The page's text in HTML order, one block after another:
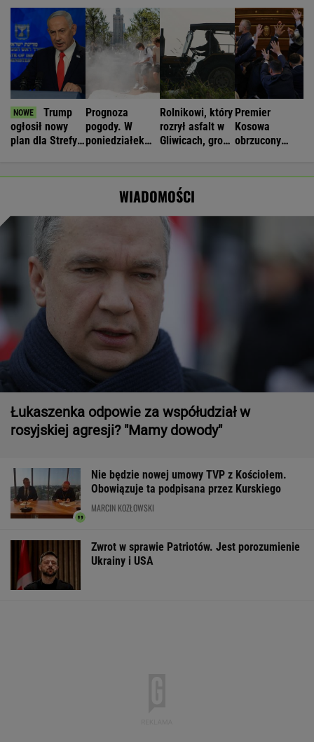
Trump
ogłosił nowy
plan dla Strefy
Prognoza
pogody. W
poniedziałek
Rolnikowi, który
rozrył asfalt w
Gliwicach, grozi
Premier
Kosowa
obrzucony
WIADOMOŚCI
Łukaszenka odpowie za współudział w
rosyjskiej agresji? "Mamy dowody"
Nie będzie nowej umowy TVP z Kościołem.
Obowiązuje ta podpisana przez Kurskiego
MARCIN KOZŁOWSKI
Zwrot w sprawie Patriotów. Jest porozumienie
Ukrainy i USA